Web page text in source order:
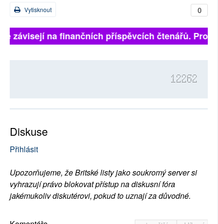
0
Vytisknout
závisejí na finančních příspěvcích čtenářů.
12262
Diskuse
Přihlásit
Upozorňujeme, že Britské listy jako soukromý server si
vyhrazují právo blokovat přístup na diskusní fóra
jakémukoliv diskutérovi, pokud to uznají za důvodné.